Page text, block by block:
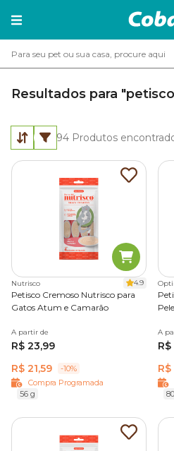
Resultados para
94 Produtos
Nutrisco 4.9
Petisco Cremoso Nutrisco para
Gatos Atum e Camarão
A partir de
R$ 23,99
R$ 21,59
-10%
Compra Programada
56 g
A
R$